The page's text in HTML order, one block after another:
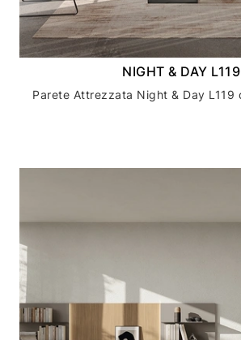
NIGHT & DAY L119